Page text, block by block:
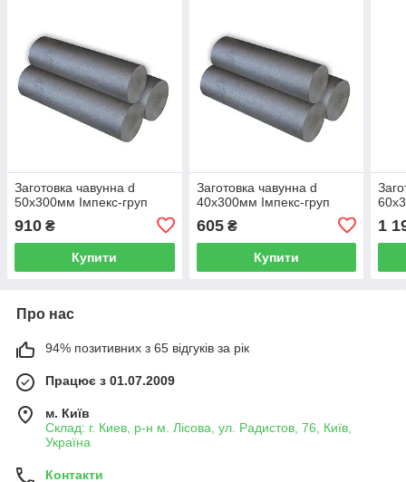
Заготовка чавунна d
50х300мм Імпекс-груп
910 ₴
Купити
Заготовка чавунна d
40х300мм Імпекс-груп
605₴
Купити
1
Про нас
94% позитивних з 65 відгуків за рік
Працює з 01.07.2009
м. Київ
Склад: г. Киев, р-н м. Лісова, ул. Радистов, 76, Київ,
Україна
Контакти